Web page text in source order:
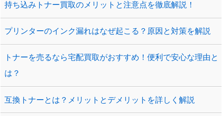
持ち込みトナー買取のメリットと注意点を徹底解説！
プリンターのインク漏れはなぜ起こる？原因と対策を解説
トナーを売るなら宅配買取がおすすめ！便利で安心な理由と
は？
互換トナーとは？メリットとデメリットを詳しく解説